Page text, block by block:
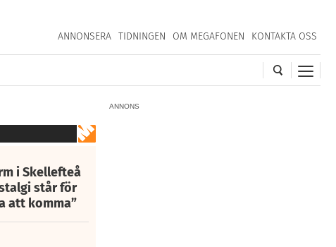
ANNONSERA TIDNINGEN OM MEGAFONEN KONTAKTA OSS
ANNONS
i Skellefteå
står för
att komma”